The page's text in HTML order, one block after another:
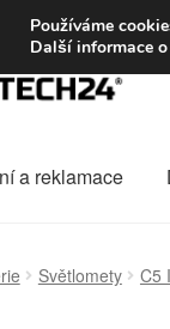
DOPRAVA
a reklamace
Světlomety C5
Používáme
Další informace